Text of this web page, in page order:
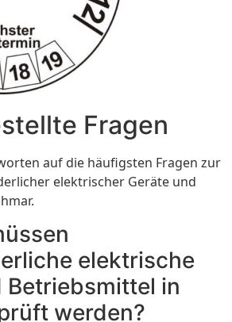
Fragen
auf die häufigsten Fragen zur
elektrischer Geräte und
elektrische
Betriebsmittel in
werden?